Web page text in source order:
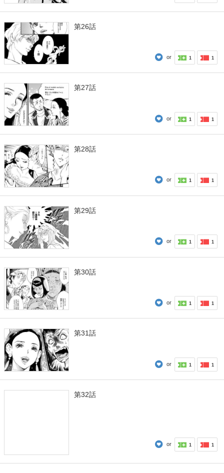
第26話
or 1 1
第27話
or 1 1
第28話
or 1 1
第29話
or 1 1
第30話
or 1 1
第31話
or 1 1
第32話
or 1 1